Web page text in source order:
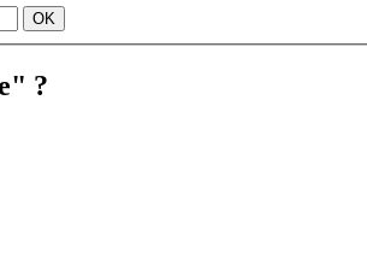
?